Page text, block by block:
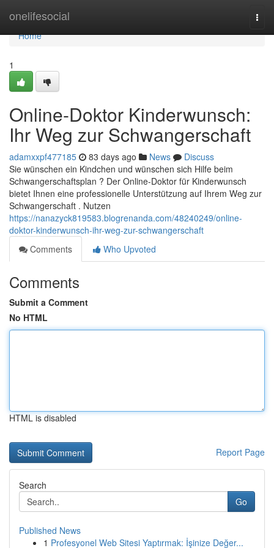
onelifesocial
Home
Home
1
Online-Doktor Kinderwunsch:
Ihr Weg zur Schwangerschaft
adamxxpf477185 83 days ago News
Discuss
Sie wünschen ein Kindchen und wünschen sich Hilfe beim
Schwangerschaftsplan ? Der Online-Doktor für Kinderwunsch
bietet Ihnen eine professionelle Unterstützung auf Ihrem Weg zur
Schwangerschaft . Nutzen
https://nanazyck819583.blogrenanda.com/48240249/online-
doktor-kinderwunsch-ihr-weg-zur-schwangerschaft
Comments
Who Upvoted
Comments
Submit a Comment
No HTML
HTML is disabled
Report Page
Search
Go
Published News
1 Profesyonel Web Sitesi Yaptırmak: İşinize Değer...